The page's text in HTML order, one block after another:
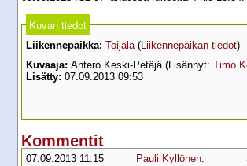
Kuvan tiedot
Liikennepaikka: Toijala(Liikennepaikan tiedot)
Kuvaaja: Antero Keski-Petäjä (Lisännyt: Timo
Lisätty: 07.09.2013 09:53
Kommentit
07.09.2013 11:15 Pauli Kyllönen: